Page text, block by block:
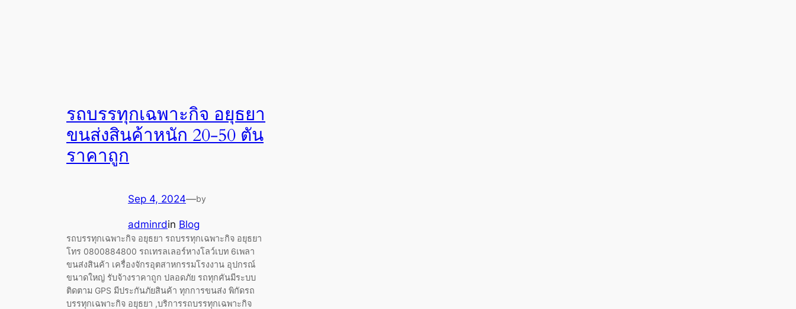
รถบรรทุกเฉพาะกิจ อยุธยา
ขนส่งสินค้าหนัก 20-50 ตัน
ราคาถูก
Sep 4, 2024—by
adminrdin Blog
รถบรรทุกเฉพาะกิจ อยุธยา รถบรรทุกเฉพาะกิจ อยุธยา
โทร 0800884800 รถเทรลเลอร์หางโลว์เบท 6เพลา
ขนส่งสินค้า เครื่องจักรอุตสาหกรรมโรงงาน อุปกรณ์
ขนาดใหญ่ รับจ้างราคาถูก ปลอดภัย รถทุกคันมีระบบ
ติดตาม GPS มีประกันภัยสินค้า ทุกการขนส่ง พิกัดรถ
บรรทุกเฉพาะกิจ อยุธยา ,บริการรถบรรทุกเฉพาะกิจ